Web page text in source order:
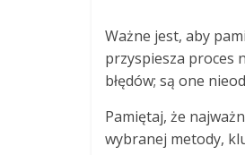
Ważne jest, aby
przyspiesza proces
błędów; są one
Pamiętaj, że
wybranej metody,